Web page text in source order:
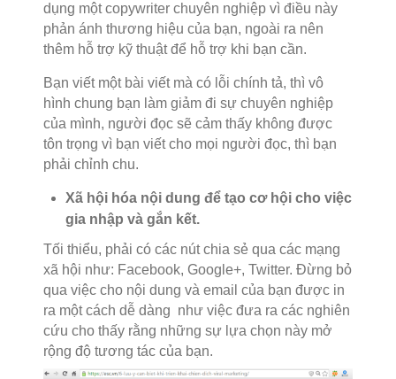
dụng một copywriter chuyên nghiệp vì điều này
phản ánh thương hiệu của bạn, ngoài ra nên
thêm hỗ trợ kỹ thuật để hỗ trợ khi bạn cần.
Bạn viết một bài viết mà có lỗi chính tả, thì vô
hình chung bạn làm giảm đi sự chuyên nghiệp
của mình, người đọc sẽ cảm thấy không được
tôn trọng vì bạn viết cho mọi người đọc, thì bạn
phải chỉnh chu.
Xã hội hóa nội dung để tạo cơ hội cho việc
gia nhập và gắn kết.
Tối thiểu, phải có các nút chia sẻ qua các mạng
xã hội như: Facebook, Google+, Twitter. Đừng bỏ
qua việc cho nội dung và email của bạn được in
ra một cách dễ dàng như việc đưa ra các nghiên
cứu cho thấy rằng những sự lựa chọn này mở
rộng độ tương tác của bạn.